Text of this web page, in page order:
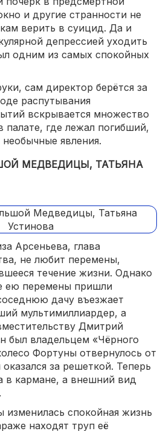
и другие странности не
верить в суицид. Да и
депрессией уходить
одним из самых спокойных
сам директор берётся за
распутывания
вскрывается множество
палате, где лежал погибший,
явления.
МЕДВЕДИЦЫ, ТАТЬЯНА
Арсеньева, глава
не любит перемены,
течение жизни. Однако
ею перемены пришли
дачу въезжает
мультимиллиардер, а
Дмитрий
был владельцем «Чёрного
Фортуны отвернулось от
за решеткой. Теперь
в кармане, а внешний вид
спокойная жизнь
находят труп её